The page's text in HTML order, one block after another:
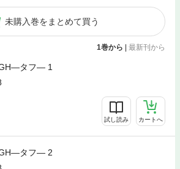
未購入巻をまとめて買う
1巻から 最新刊から
タフ― 1
試し読み カートへ
タフ― 2